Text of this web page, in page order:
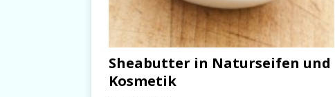
Sheabutter in Naturseifen und
Kosmetik